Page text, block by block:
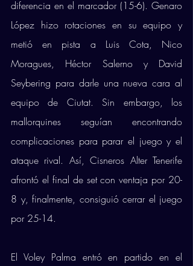
diferencia en el marcador (15-6). Genaro
López hizo rotaciones en su equipo y
metió en pista a Luis Cota, Nico
Moragues, Héctor Salerno y David
Seybering para darle una nueva cara al
equipo de Ciutat. Sin embargo, los
mallorquines seguían encontrando
complicaciones para parar el juego y el
ataque rival. Así, Cisneros Alter Tenerife
afrontó el final de set con ventaja por 20-
8 y, finalmente, consiguió cerrar el juego
por 25-14.
El Voley Palma entró en partido en el